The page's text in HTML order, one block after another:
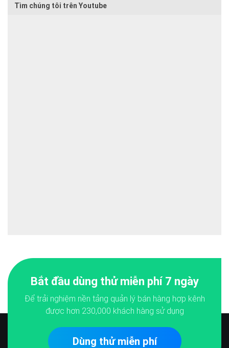
Tìm chúng tôi trên Youtube
Bắt đầu dùng thử miễn phí 7 ngày
Để trải nghiệm nền tảng quản lý bán hàng hợp kênh
được hơn 230,000 khách hàng sử dụng
Dùng thử miễn phí